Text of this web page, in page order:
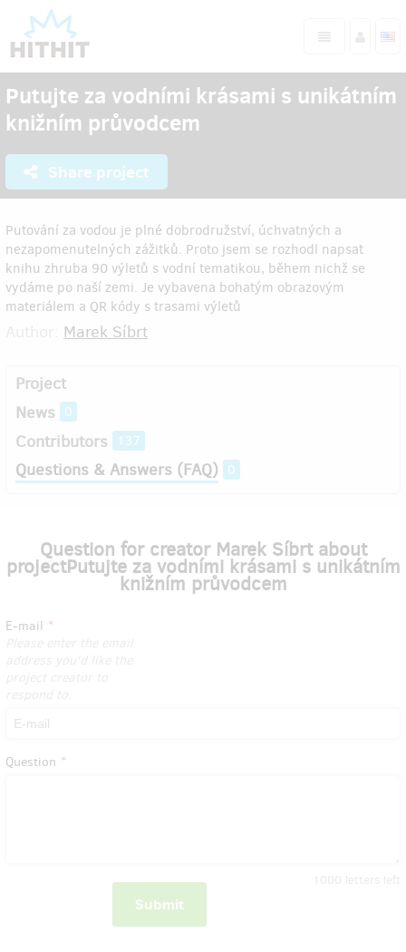
Putujte za vodními krásami s unikátním
knižním průvodcem
Share project
Putování za vodou je plné dobrodružství, úchvatných a
nezapomenutelných zážitků. Proto jsem se rozhodl napsat
knihu zhruba 90 výletů s vodní tematikou, během nichž se
vydáme po naší zemi. Je vybavena bohatým obrazovým
materiálem a QR kódy s trasami výletů
Marek Síbrt
Project
News
0
Contributors 137
Questions & Answers (FAQ) 0
Question for creator Marek Síbrt about
projectPutujte za vodními krásami s unikátním
knižním průvodcem
E-mail
Question
Submit